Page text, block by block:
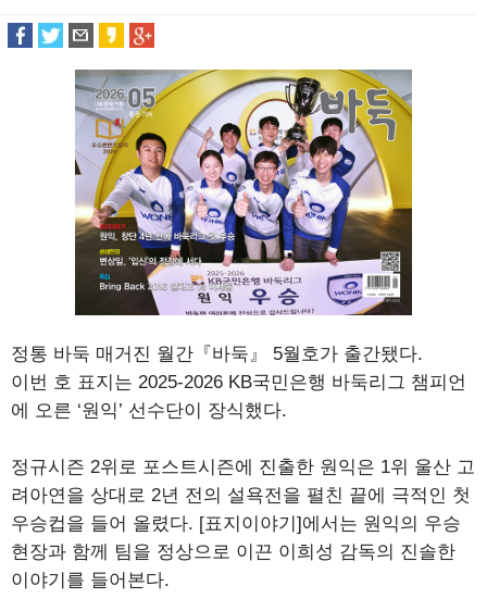
정통 바둑 매거진 월간『바둑』 5월호가 출간됐다.
이번 호 표지는 2025-2026 KB국민은행 바둑리그 챔피언
에 오른 ‘원익’ 선수단이 장식했다.
정규시즌 2위로 포스트시즌에 진출한 원익은 1위 울산 고
려아연을 상대로 2년 전의 설욕전을 펼친 끝에 극적인 첫
우승컵을 들어 올렸다. [표지이야기]에서는 원익의 우승
현장과 함께 팀을 정상으로 이끈 이희성 감독의 진솔한
이야기를 들어본다.